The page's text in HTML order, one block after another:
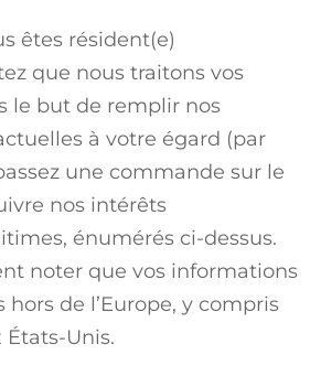
êtes résident(e)
que nous traitons vos
le but de remplir nos
à votre égard (par
une commande sur le
nos intérêts
énumérés ci-dessus.
noter que vos informations
de l’Europe, y compris
États-Unis.